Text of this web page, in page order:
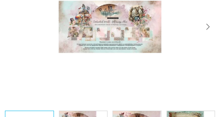
Kontakty Moje objednávka
Oblíbené ♥️